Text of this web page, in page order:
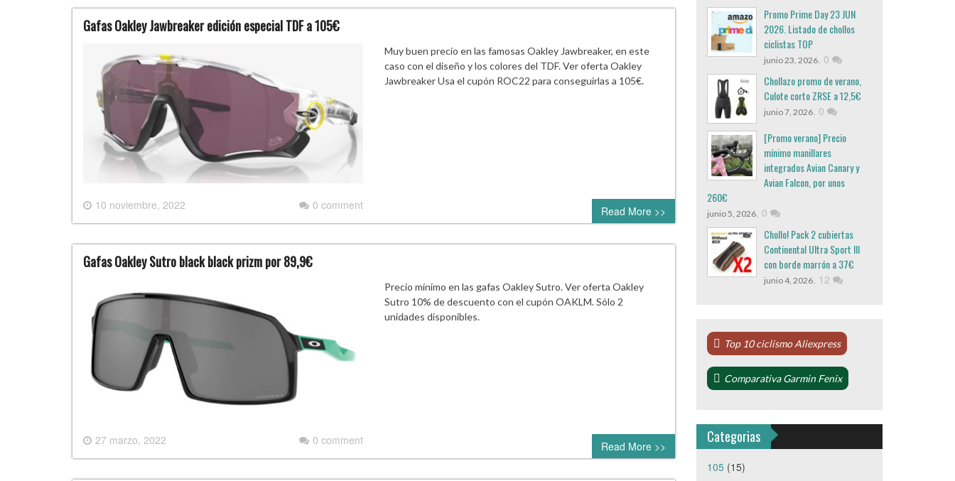
Gafas Oakley Jawbreaker edición especial TDF a 105€
10 noviembre, 2022 0 comment
Muy buen precio en las famosas Oakley Jawbreaker, en este
caso con el diseño y los colores del TDF. Ver oferta Oakley
Jawbreaker Usa el cupón ROC22 para conseguirlas a 105€.
Read More >>
Gafas Oakley Sutro black black prizm por 89,9€
27 marzo, 2022 0 comment
Precio mínimo en las gafas Oakley Sutro. Ver oferta Oakley
Sutro 10% de descuento con el cupón OAKLM. Sólo 2
unidades disponibles.
Read More >>
Promo Prime Day 23 JUN
2026. Listado de chollos
ciclistas TOP
junio 23, 2026, 0
Chollazo promo de verano,
Culote corto ZRSE a 12,5€
junio 7, 2026, 0
[Promo verano] Precio
mínimo manillares
integrados Avian Canary y
Avian Falcon, por unos
260€
junio 5, 2026, 0
Chollo! Pack 2 cubiertas
Continental Ultra Sport III
con borde marrón a 37€
junio 4, 2026, 12
Top 10 ciclismo Aliexpress
Comparativa Garmin Fenix
Categorias
105(15)